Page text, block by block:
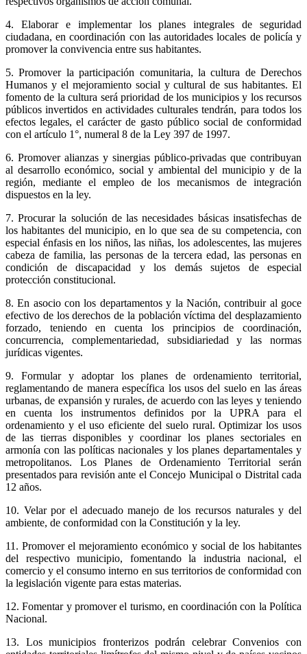
4. Elaborar e implementar los planes integrales de seguridad
ciudadana, en coordinación con las autoridades locales de policía y
promover la convivencia entre sus habitantes.
5. Promover la participación comunitaria, la cultura de Derechos
Humanos y el mejoramiento social y cultural de sus habitantes. El
fomento de la cultura será prioridad de los municipios y los recursos
públicos invertidos en actividades culturales tendrán, para todos los
efectos legales, el carácter de gasto público social de conformidad
con el artículo 1°, numeral 8 de la Ley 397 de 1997.
6. Promover alianzas y sinergias público-privadas que contribuyan
al desarrollo económico, social y ambiental del municipio y de la
región, mediante el empleo de los mecanismos de integración
dispuestos en la ley.
7. Procurar la solución de las necesidades básicas insatisfechas de
los habitantes del municipio, en lo que sea de su competencia, con
especial énfasis en los niños, las niñas, los adolescentes, las mujeres
cabeza de familia, las personas de la tercera edad, las personas en
condición de discapacidad y los demás sujetos de especial
protección constitucional.
8. En asocio con los departamentos y la Nación, contribuir al goce
efectivo de los derechos de la población víctima del desplazamiento
forzado, teniendo en cuenta los principios de coordinación,
concurrencia, complementariedad, subsidiariedad y las normas
jurídicas vigentes.
9. Formular y adoptar los planes de ordenamiento territorial,
reglamentando de manera específica los usos del suelo en las áreas
urbanas, de expansión y rurales, de acuerdo con las leyes y teniendo
en cuenta los instrumentos definidos por la UPRA para el
ordenamiento y el uso eficiente del suelo rural. Optimizar los usos
de las tierras disponibles y coordinar los planes sectoriales en
armonía con las políticas nacionales y los planes departamentales y
metropolitanos. Los Planes de Ordenamiento Territorial serán
presentados para revisión ante el Concejo Municipal o Distrital cada
12 años.
10. Velar por el adecuado manejo de los recursos naturales y del
ambiente, de conformidad con la Constitución y la ley.
11. Promover el mejoramiento económico y social de los habitantes
del respectivo municipio, fomentando la industria nacional, el
comercio y el consumo interno en sus territorios de conformidad con
la legislación vigente para estas materias.
12. Fomentar y promover el turismo, en coordinación con la Política
Nacional.
13. Los municipios fronterizos podrán celebrar Convenios con